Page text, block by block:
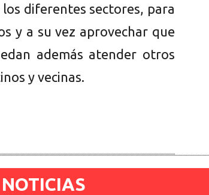
diferentes sectores, para
y a su vez aprovechar que
además atender otros
y vecinas.